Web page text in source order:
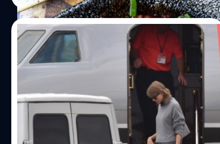
31/07/2022
Taylor Swift ครองแชมป์คนดังที่สร้าง
คาร์บอนฟุตพรินต์จากการใช้เครื่องบินส่วนตัว
เปิดเผยรายงาน 10 อันดับคนดังที่สร้างคาร์บอนฟุตปรินต์จาก
การใช้เครื่องบินเจ็ตส่วนตัว พบ เทย์เลอร์ สวิฟต์ (Taylor
Swift) ครองแชมป์คนดังปล่อยก๊าซคาร์บอนไดออกไซด์มาก
ประภาส อยู่เย็น | 1468 days ago